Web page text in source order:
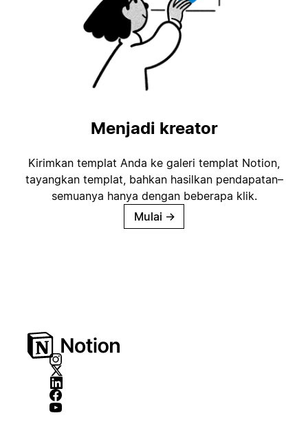
Menjadi kreator
Kirimkan templat Anda ke galeri templat Notion,
tayangkan templat, bahkan hasilkan pendapatan–
semuanya hanya dengan beberapa klik.
Mulai →